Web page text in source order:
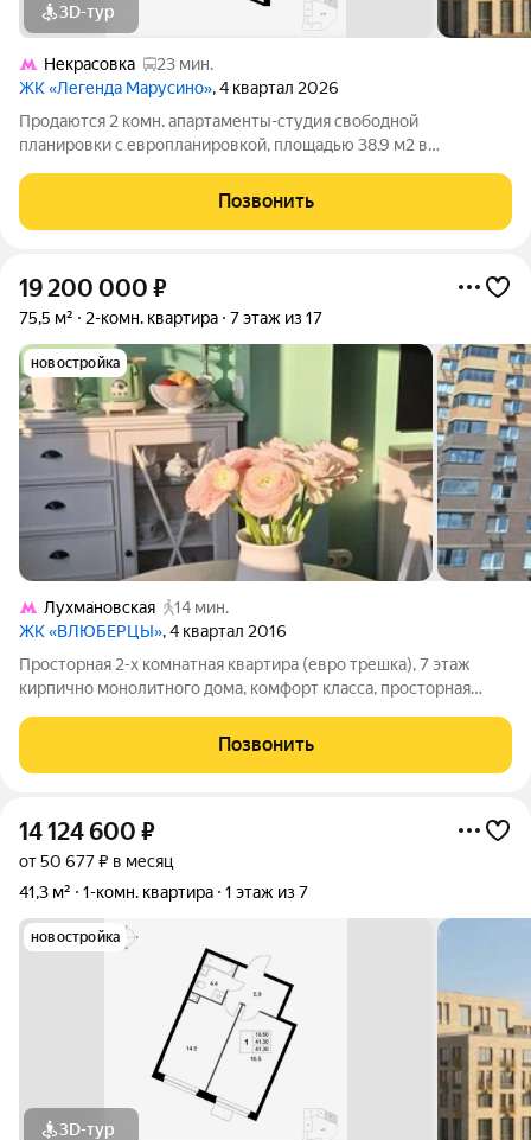
3D-тур
Некрасовка
23 мин.
ЖК «Легенда Марусино», 4 квартал 2026
Продаются 2 комн. апартаменты-студия свободной
планировки с европланировкой, площадью 38.9 м2 в
транспортом от м. Некрасовка. Возможен вариант покупки с
использованием ипотечных средств, есть
Позвонить
19 200 000 ₽
75,5 м² 2-комн. квартира 7 этаж из 17
новостройка
Лухмановская
14 мин.
ЖК «ВЛЮБЕРЦЫ», 4 квартал 2016
Просторная 2-х комнатная квартира (евро трешка), 7 этаж
кирпично монолитного дома, комфорт класса, просторная
консьерж, 2 лифта. Площадь квартиры 75,5 м2, жилая -26,2 м2,
кухня столовая -18,1 м2.
Позвонить
14 124 600 ₽
от 50 677 ₽ в месяц
41,3 м²
1-комн. квартира 1 этаж из 7
новостройка
3D-тур